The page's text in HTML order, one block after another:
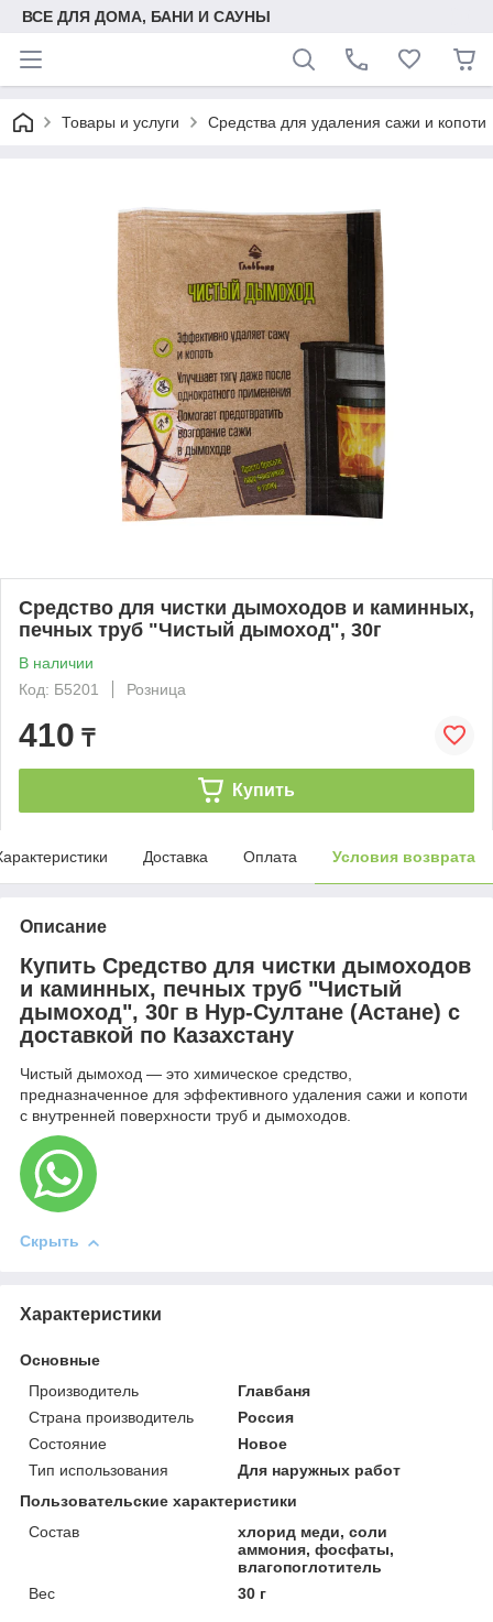
ВСЕ ДЛЯ ДОМА, БАНИ И САУНЫ
Товары и услуги Средства для удаления сажи и копоти
Средство для чистки дымоходов и каминных,
печных труб "Чистый дымоход", 30г
В наличии
Код: Б5201
Розница
410 ₸
Купить
Доставка Оплата Условия возврата
Описание
Купить Средство для чистки дымоходов
и каминных, печных труб "Чистый
дымоход", 30г в Нур-Султане (Астане) с
доставкой по Казахстану
Чистый дымоход — это химическое средство,
предназначенное для эффективного удаления сажи и копоти
с внутренней поверхности труб и дымоходов.
Скрыть
Характеристики
Основные
Производитель
Главбаня
Страна производитель
Россия
Состояние
Новое
Тип использования
Для наружных работ
Пользовательские характеристики
Состав
хлорид меди, соли
аммония, фосфаты,
влагопоглотитель
Вес
30 г